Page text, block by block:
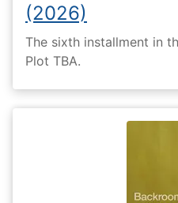
(2026)
The sixth installment in
Plot TBA.